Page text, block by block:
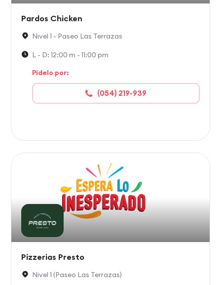
Pardos Chicken
Nivel 1 - Paseo Las Terrazas
L - D: 12:00 m - 11:00 pm
Pidelo por:
(054) 219-939
Pizzerias Presto
Nivel 1 (Paseo Las Terrazas)